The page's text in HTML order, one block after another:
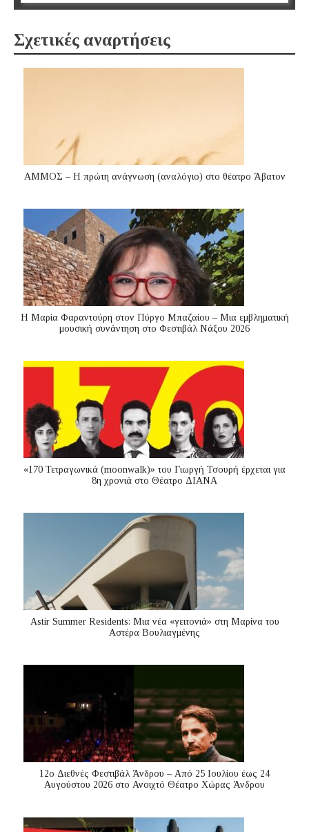
Σχετικές αναρτήσεις
ΑΜΜΟΣ – Η πρώτη ανάγνωση (αναλόγιο) στο θέατρο Άβατον
Η Μαρία Φαραντούρη στον Πύργο Μπαζαίου – Μια εμβληματική
μουσική συνάντηση στο Φεστιβάλ Νάξου 2026
«170 Τετραγωνικά (moonwalk)» του Γιωργή Τσουρή έρχεται για
8η χρονιά στο Θέατρο ΔΙΑΝΑ
Astir Summer Residents: Μια νέα «γειτονιά» στη Μαρίνα του
Αστέρα Βουλιαγμένης
12ο Διεθνές Φεστιβάλ Άνδρου – Από 25 Ιουλίου έως 24
Αυγούστου 2026 στο Ανοιχτό Θέατρο Χώρας Άνδρου